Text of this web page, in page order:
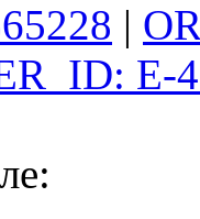
|
E-